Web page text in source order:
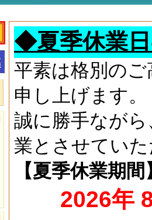
◆夏季休業
平素は格別の
申し上げます。
誠に勝手なが
業とさせてい
【夏季休業期間
2026年